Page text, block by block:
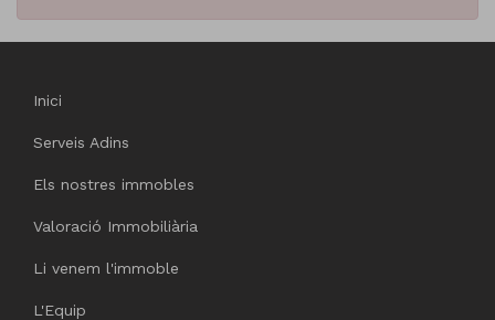
Inici
Serveis Adins
Els nostres immobles
Valoració Immobiliària
Li venem l'immoble
L'Equip